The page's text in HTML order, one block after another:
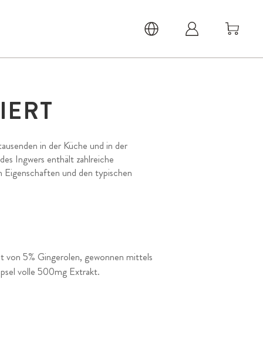
in der Küche und in der
Ingwers enthält zahlreiche
und den typischen
5% Gingerolen, gewonnen mittels
volle 500mg Extrakt.